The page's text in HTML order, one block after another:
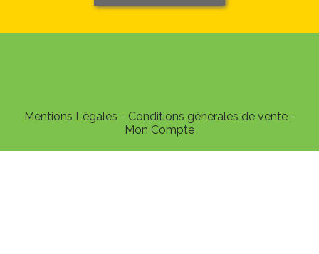
Mentions Légales
Conditions générales de vente
Mon Compte